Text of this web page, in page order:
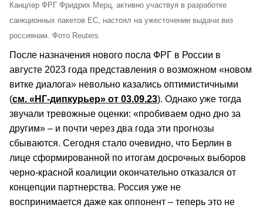
Канцлер ФРГ Фридрих Мерц, активно участвуя в разработке
санкционных пакетов ЕС, настоял на ужесточении выдачи виз
россиянам. Фото Reuters
После назначения нового посла ФРГ в России в
августе 2023 года представления о возможном «новом
витке диалога» невольно казались оптимистичными
(см. «НГ-дипкурьер» от 03.09.23). Однако уже тогда
звучали тревожные оценки: «пробиваем одно дно за
другим» – и почти через два года эти прогнозы
сбываются. Сегодня стало очевидно, что Берлин в
лице сформированной по итогам досрочных выборов
черно-красной коалиции окончательно отказался от
концепции партнерства. Россия уже не
воспринимается даже как оппонент – теперь это не